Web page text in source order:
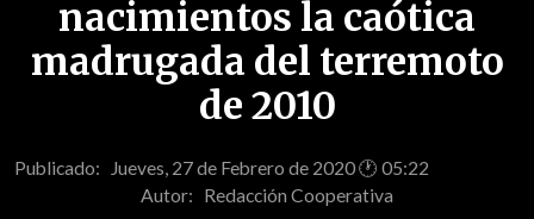
nacimientos la caótica
madrugada del terremoto
de 2010
Publicado: Jueves, 27 de Febrero de 2020 🕐 05:22
Autor: Redacción Cooperativa